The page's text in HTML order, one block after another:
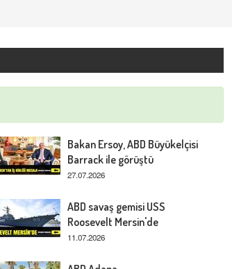
Bakan Ersoy, ABD Büyükelçisi
Barrack ile görüştü
27.07.2026
ABD savaş gemisi USS
Roosevelt Mersin'de
11.07.2026